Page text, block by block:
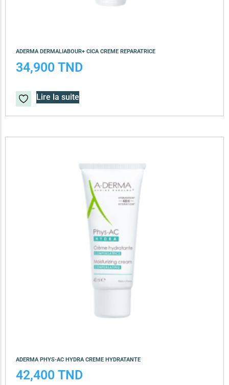
ADERMA PHYS-AC HYDRA CREME HYDRATANTE
42,400 TND
ADERMA DERMALIABOUR+ CICA CREME REPARATRICE
34,900 TND
Lire la suite